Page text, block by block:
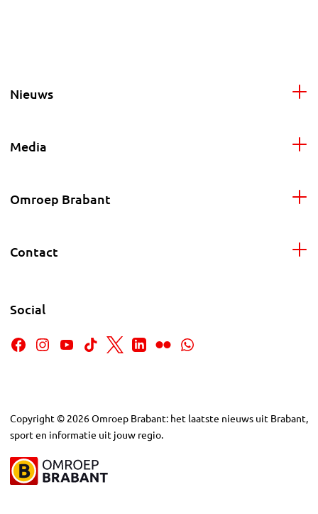
Nieuws
Media
Omroep Brabant
Contact
Social
Copyright © 2026Omroep Brabant: het laatste nieuws uit Brabant,
sport en informatie uit jouw regio.